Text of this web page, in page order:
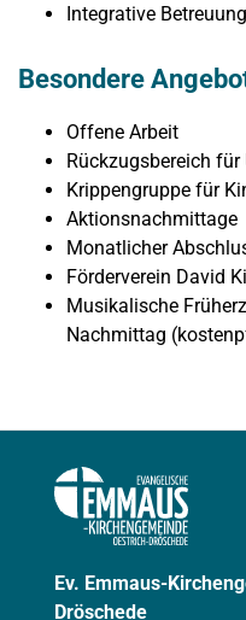
Integrative Betreuung
Besondere
Offene Arbeit
Rückzugsbereich für
Krippengruppe für
Aktionsnachmittage
Monatlicher
Förderverein David
Musikalische
Nachmittag
Ev. Emmaus-
Dröschede